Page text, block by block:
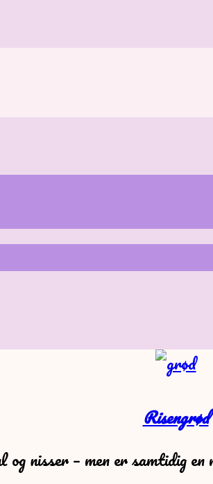
Risengrød
nisser – men er samtidig